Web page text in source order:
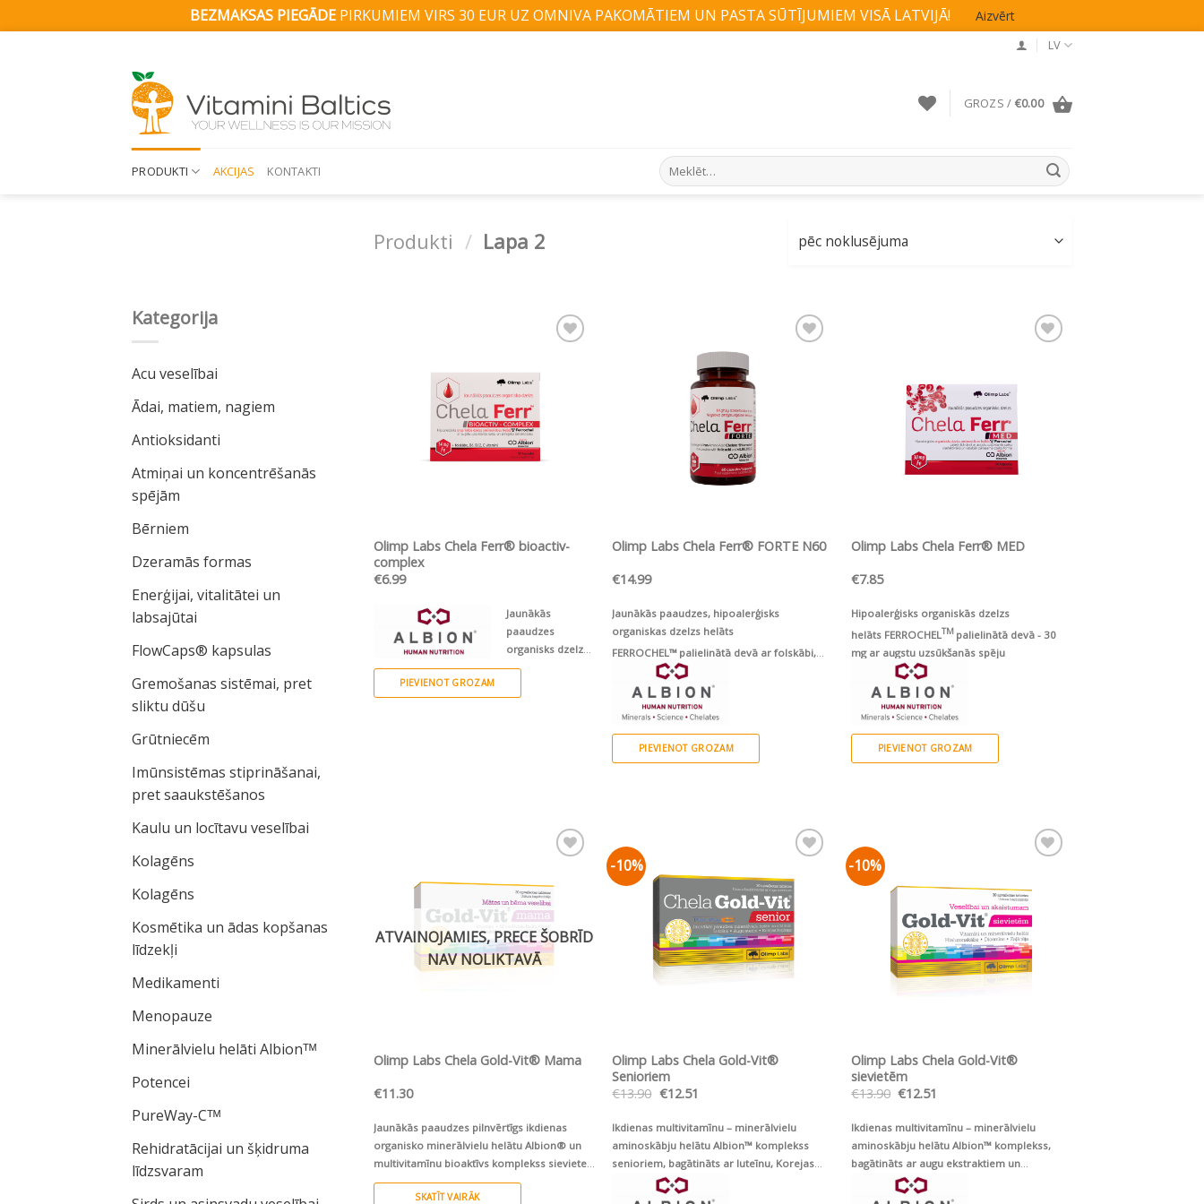
BEZMAKSAS PIEGĀDEPIRKUMIEM VIRS 30 EUR UZ OMNIVA PAKOMĀTIEM UN PASTA SŪTĪJUMIEM VISĀ LATVIJĀ! Aizvērt
LV
GROZS / €0.00
PRODUKTI AKCIJAS KONTAKTI
Search
for:
Produkti / Lapa 2
Kategorija
Acu veselībai
Ādai, matiem, nagiem
Antioksidanti
Atmiņai un koncentrēšanās
spējām
Bērniem
Dzeramās formas
Enerģijai, vitalitātei un
labsajūtai
FlowCaps® kapsulas
Gremošanas sistēmai, pret
sliktu dūšu
Grūtniecēm
Imūnsistēmas stiprināšanai,
pret saaukstēšanos
Kaulu un locītavu veselībai
Kolagēns
Kolagēns
Kosmētika un ādas kopšanas
līdzekļi
Medikamenti
Menopauze
Minerālvielu helāti Albionᵀᴹ
Potencei
PureWay-Cᵀᴹ
Rehidratācijai un šķidruma
līdzsvaram
ĀTRS SKATS
Olimp Labs Chela Ferr® bioactiv-
complex
€6.99
Jaunākās
paaudzes
organisks dzelzs
helāts ar
folskābi, B6, B12 un C vitamīnu
PIEVIENOT GROZAM
Pievienot vēlmju
sarakstam
ĀTRS SKATS
Olimp Labs Chela Ferr® FORTE N60
€14.99
Jaunākās paaudzes, hipoalerģisks
organiskas dzelzs helāts
FERROCHEL™ palielinātā devā ar folskābi,
B6, B12 un C vitamīnu
PIEVIENOT GROZAM
ĀTRS SKATS
Olimp Labs Chela Ferr® MED
€7.85
Hipoalerģisks organiskās dzelzs
helāts FERROCHELTM palielinātā devā - 30
mg ar augstu uzsūkšanās spēju
PIEVIENOT GROZAM
sarakstam
ĀTRS SKATS
ATVAINOJAMIES, PRECE ŠOBRĪD
NAV NOLIKTAVĀ
Olimp Labs Chela Gold-Vit® Mama
€11.30
Jaunākās paaudzes pilnvērtīgs ikdienas
organisko minerālvielu helātu Albion® un
multivitamīnu bioaktīvs komplekss sievietes
un gaidāmā mazuļa veselībai.
SKATĪT VAIRĀK
-10%
sarakstam
ĀTRS SKATS
Olimp Labs Chela Gold-Vit®
Senioriem
€13.90 Original
€13.90.
€12.51
€12.51.
Ikdienas multivitamīnu – minerālvielu
aminoskābju helātu Albion™ komplekss
senioriem, bagātināts ar luteīnu, Korejas
ženšeņ un augu sterīniem
-10%
ĀTRS SKATS
Olimp Labs Chela Gold-Vit®
sievietēm
€13.90 Original
€13.90.
€12.51
€12.51.
Ikdienas multivitamīnu – minerālvielu
aminoskābju helātu Albion™ komplekss,
bagātināts ar augu ekstraktiem un
hialuronskābi mūsdienīgas sievietes
veselībai, skaistumam un vitalitātei